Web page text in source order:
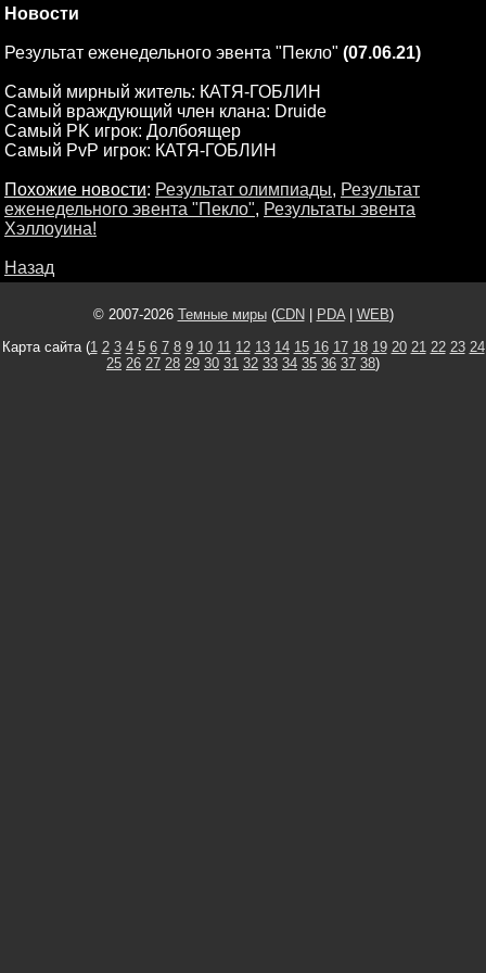
Новости
Результат еженедельного эвента "Пекло" (07.06.21)
Самый мирный житель: КАТЯ-ГОБЛИН
Самый враждующий член клана: Druide
Самый PK игрок: Долбоящер
Самый PvP игрок: КАТЯ-ГОБЛИН
Похожие новости: Результат олимпиады, Результат
еженедельного эвента "Пекло", Результаты эвента
Хэллоуина!
Назад
© 2007-2026 Темные миры(CDN PDA| WEB)
Карта сайта (1 2 3 4 5 6 7 8 9 10 11 12 13 14 15 16 17 18 19 20 21 22 23 24
25 26 27 28 29 30 31 32 33 34 35 36 37 38)